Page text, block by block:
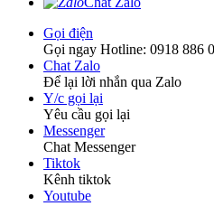
Gọi điện
Gọi ngay Hotline: 0918 886
Chat Zalo
Để lại lời nhắn qua Zalo
Y/c gọi lại
Yêu cầu gọi lại
Messenger
Chat Messenger
Tiktok
Kênh tiktok
Youtube